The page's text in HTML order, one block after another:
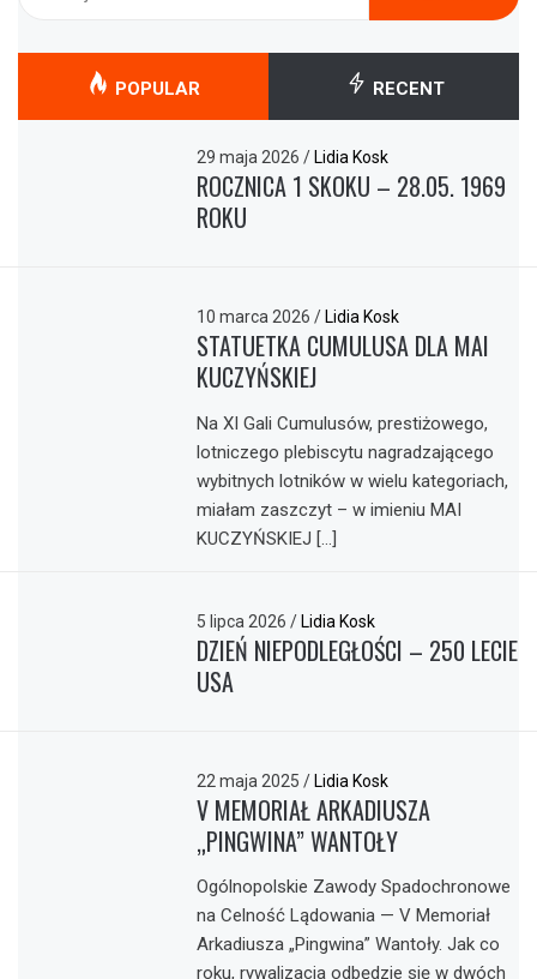
POPULAR RECENT
29 maja 2026/ Lidia Kosk
ROCZNICA 1 SKOKU – 28.05. 1969
ROKU
10 marca 2026/ Lidia Kosk
STATUETKA CUMULUSA DLA MAI
KUCZYŃSKIEJ
Na XI Gali Cumulusów, prestiżowego,
lotniczego plebiscytu nagradzającego
wybitnych lotników w wielu kategoriach,
miałam zaszczyt – w imieniu MAI
KUCZYŃSKIEJ […]
5 lipca 2026/ Lidia Kosk
DZIEŃ NIEPODLEGŁOŚCI – 250 LECIE
USA
22 maja 2025/ Lidia Kosk
V MEMORIAŁ ARKADIUSZA
„PINGWINA” WANTOŁY
Ogólnopolskie Zawody Spadochronowe
na Celność Lądowania — V Memoriał
Arkadiusza „Pingwina” Wantoły. Jak co
roku, rywalizacja odbędzie się w dwóch